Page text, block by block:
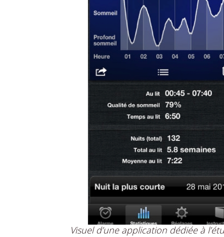
Visuel d’une application dédiée à